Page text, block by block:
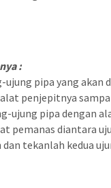
:
ujung pipa yang akan
penjepitnya
ujung pipa dengan
pemanas diantara
tekanlah kedua